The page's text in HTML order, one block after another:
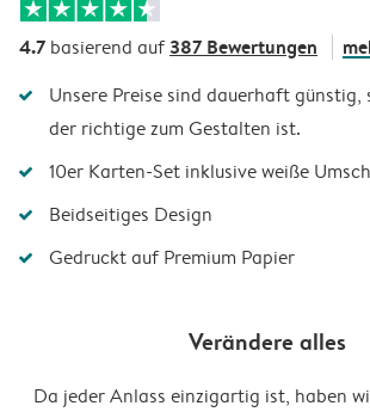
4.7 basierend auf387 Bewertungen
Unsere Preise sind dauerhaft günstig,
der richtige zum Gestalten ist.
10er Karten-Set inklusive weiße
Beidseitiges Design
Gedruckt auf Premium Papier
Verändere alles
Da jeder Anlass einzigartig ist, haben